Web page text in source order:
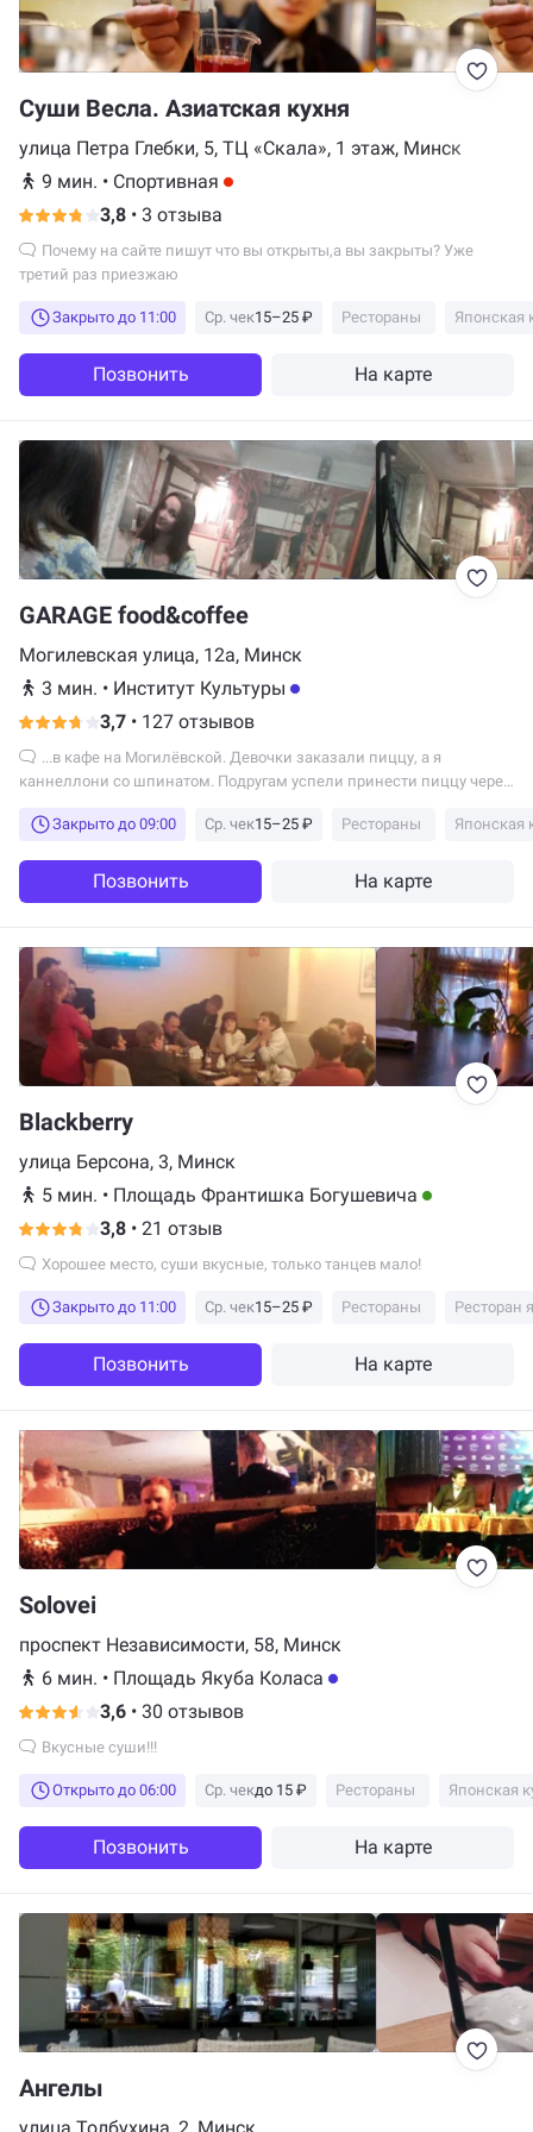
Суши Весла. Азиатская кухня
улица Петра Глебки, 5, ТЦ «Скала», 1 этаж, Минск
9 мин. • Спортивная
3,8 • 3 отзыва
третий раз приезжаю
Закрыто до 11:00 Ср. чек15–25 ₽ Рестораны Японская
Позвонить На карте
GARAGE food&coffee
Могилевская улица, 12а, Минск
3 мин. • Институт Культуры
3,7 • 127 отзывов
каннеллони со шпинатом. Подругам успели принести пиццу через
Закрыто до 09:00
Ср. чек15–25 ₽ Рестораны Японская
Позвонить На карте
Blackberry
улица Берсона, 3, Минск
5 мин. • Площадь Франтишка Богушевича
3,8 • 21 отзыв
Хорошее место, суши вкусные, только танцев мало!
Закрыто до 11:00 Ср. чек15–25 ₽ Рестораны Ресторан
Позвонить На карте
Solovei
проспект Независимости, 58, Минск
6 мин. • Площадь Якуба Коласа
3,6 • 30 отзывов
Вкусные суши!!!
Открыто до 06:00 Ср. чекдо 15 ₽ Рестораны Японская
Позвонить На карте
Ангелы